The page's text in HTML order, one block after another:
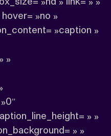
»no »
»caption »
»
» »
» »